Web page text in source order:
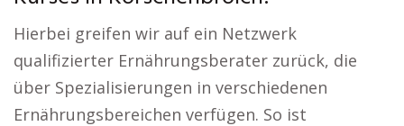
Hierbei greifen wir auf ein Netzwerk
qualifizierter Ernährungsberater zurück, die
über Spezialisierungen in verschiedenen
Ernährungsbereichen verfügen. So ist